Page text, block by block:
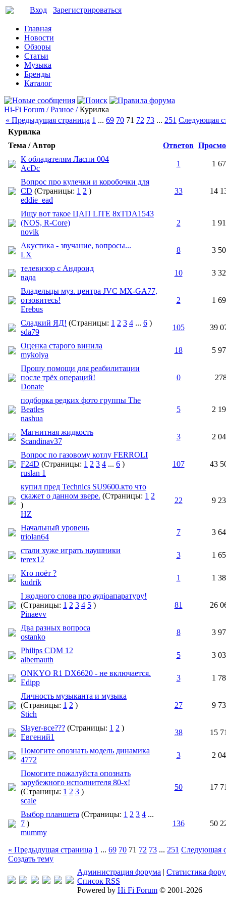
Вход Зарегистрироваться
Главная
Новости
Обзоры
Статьи
Музыка
Бренды
Каталог
Hi-Fi Forum / Разное / Курилка
« Предыдущая страница 1 ... 69 70 71 72 73 ... 251 Следующая
Курилка
Тема / Автор
Ответов
К обладателям Ласпи 004
AcDc
1 1
Вопрос про кулечки и коробочки для
CD (Страницы: 1 2 )
eddie_ead
33 14
Ищу вот такое ЦАП LITE 8xTDA1543
(NOS, R-Core)
novik
2 1
Акустика - звучание, вопросы...
LX
8 3
телевизор с Андроид
вада
10 3
Владельцы муз. центра JVC MX-GA77,
отзовитесь!
Erebus
2 1
Сладкий ЯД! (Страницы: 1 2 3 4 ... 6 )
sda79
105 39
Оценка старого винила
mykolya
18 5
Прошу помощи для реабилитации
после трёх операций!
Donate
0
подборка редких фото группы The
Beatles
nashua
5 2
Магнитная жидкость
Scandinav37
3 2
Вопрос по газовому котлу FERROLI
F24D (Страницы: 1 2 3 4 ... 6 )
ruslan 1
107 43
купил пред Technics SU9600.кто что
скажет о данном звере. (Страницы: 1 2
)
HZ
22 9
Начальный уровень
triolan64
7 3
стали хуже играть наушники
terex12
3 1
Кто поёт ?
kudrik
1 1
І жодного слова про аудіоапаратуру!
(Страницы: 1 2 3 4 5 )
Pinaevv
81 26
Два разных вопроса
ostanko
8 3
Philips CDM 12
albemauth
5 3
ONKYO R1 DX6620 - не включается.
Edipp
3 1
Личность музыканта и музыка
(Страницы: 1 2 )
Stich
27 9
Slayer-все??? (Страницы: 1 2 )
Евгений1
38 15
Помогите опознать модель динамика
4772
3 2
Помогите пожалуйста опознать
зарубежного исполнителя 80-х!
(Страницы: 1 2 3 )
scale
50 17
Выбор планшета (Страницы: 1 2 3 4 ...
7 )
mummy
136 50
« Предыдущая страница 1 ... 69 70 71 72 73 ... 251 Следующая
Создать тему
Администрация форума | Статистика
Список RSS
Powered by Hi Fi Forum © 2001-2026